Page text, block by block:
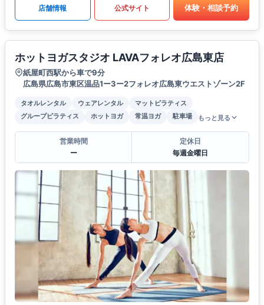
店舗情報 公式サイト 体験・相談予約
ホットヨガスタジオ LAVAフォレオ広島東店
紙屋町西駅から車で9分
広島県広島市東区温品1ー3ー2フォレオ広島東ウエストゾーン2F
タオルレンタル ウェアレンタル
マットピラティス
グループピラティス
ホットヨガ 常温ヨガ 駐車場 もっと見る
営業時間
ー
定休日
毎週金曜日